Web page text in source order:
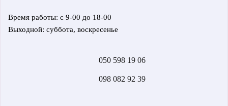
Время работы: с 9-00 до 18-00
Выходной: суббота, воскресенье
050 598 19 06
098 082 92 39